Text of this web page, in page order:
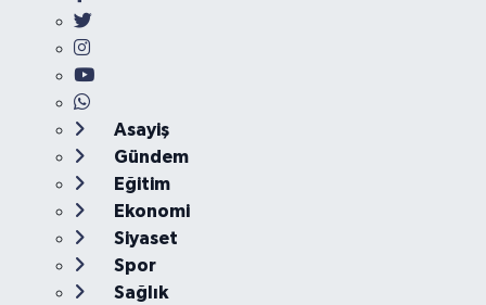
Asayiş
Gündem
Eğitim
Ekonomi
Siyaset
Spor
Sağlık